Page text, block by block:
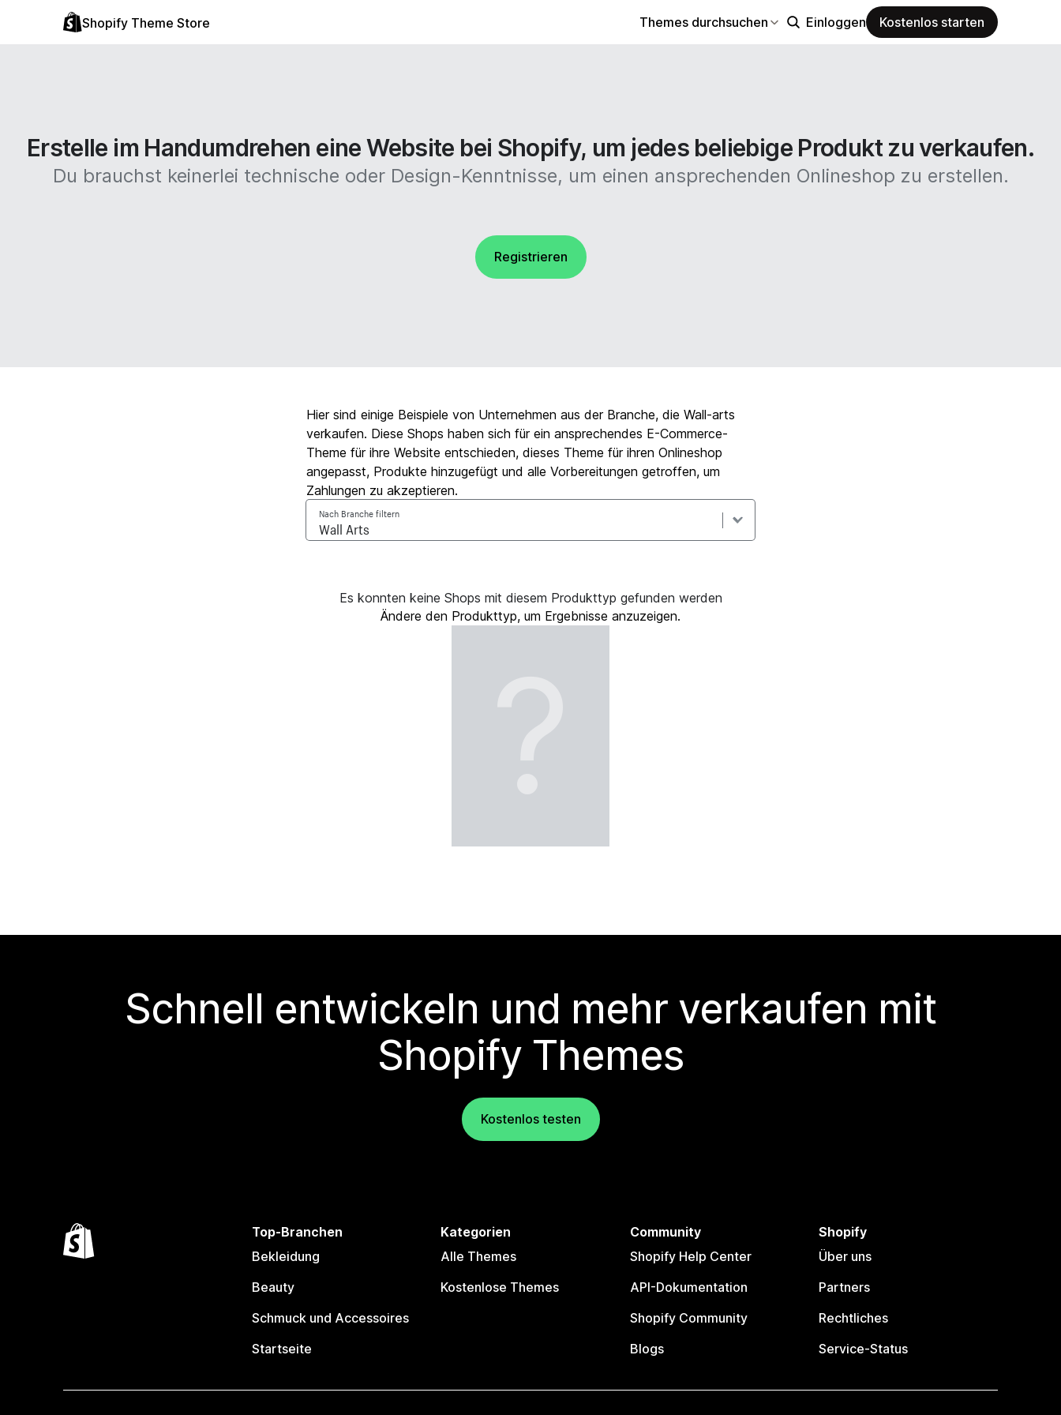
Shopify Theme Store Themes durchsuchen Einloggen Kostenlos starten
Erstelle im Handumdrehen eine Website bei Shopify, um jedes beliebige Produkt zu verkaufen.
Du brauchst keinerlei technische oder Design-Kenntnisse, um einen ansprechenden Onlineshop zu erstellen.
Registrieren
Hier sind einige Beispiele von Unternehmen aus der Branche, die Wall-arts
verkaufen. Diese Shops haben sich für ein ansprechendes E-Commerce-
Theme für ihre Website entschieden, dieses Theme für ihren Onlineshop
angepasst, Produkte hinzugefügt und alle Vorbereitungen getroffen, um
Zahlungen zu akzeptieren.
Nach Branche filtern
Es konnten keine Shops mit diesem Produkttyp gefunden werden
Ändere den Produkttyp, um Ergebnisse anzuzeigen.
Schnell entwickeln und mehr verkaufen mit
Shopify Themes
Kostenlos testen
Top-Branchen
Bekleidung
Beauty
Schmuck und Accessoires
Startseite
Kategorien
Alle Themes
Kostenlose Themes
Community
Shopify Help Center
API-Dokumentation
Shopify Community
Blogs
Shopify
Über uns
Partners
Rechtliches
Service-Status